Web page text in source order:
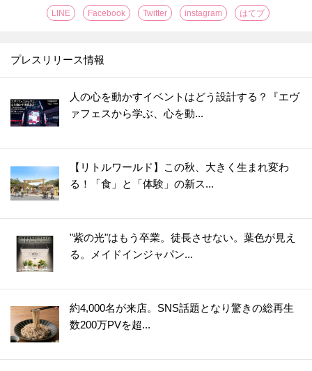
LINE Facebook Twitter instagram はてブ
プレスリリース情報
人の心を動かすイベントはどう設計する？『エヴ
ァフェスから学ぶ、心を動...
【リトルワールド】この秋、大きく生まれ変わ
る！「食」と「体験」の新ス...
"紫の光"はもう卒業。徒長させない。葉色が見え
る。メイドインジャパン...
約4,000名が来店。SNS話題となり驚きの総再生
数200万PVを超...